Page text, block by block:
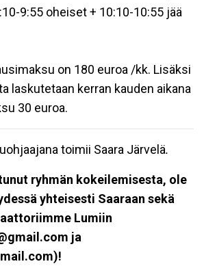
9:55 oheiset + 10:10-10:55 jää
on 180 euroa /kk. Lisäksi
laskutetaan kerran kauden aikana
30 euroa.
toimii Saara Järvelä.
ryhmän kokeilemisesta, ole
yhteisesti Saaraan sekä
Lumiin
ja